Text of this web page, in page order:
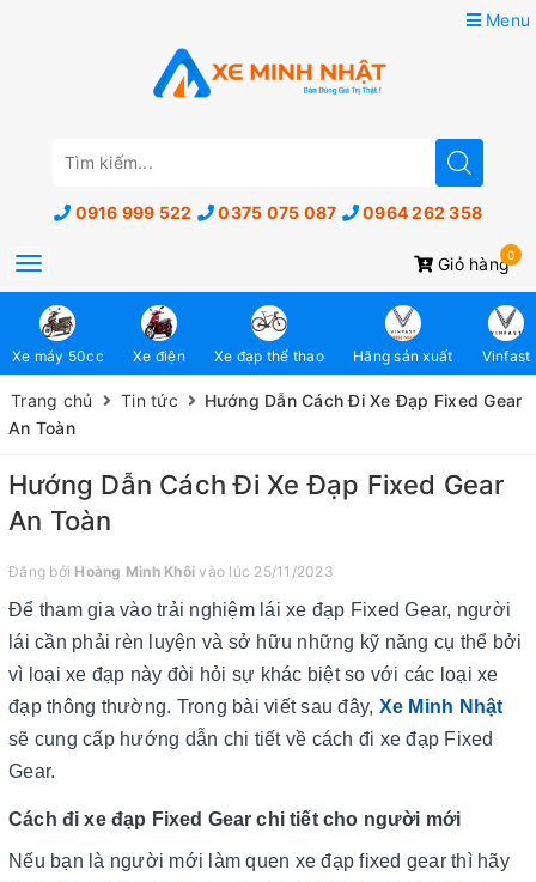
Menu
0916 999 522 0375 075 087 0964 262 358
Giỏ hàng0
Toggle
navigation
Xe máy 50cc Xe điện Xe đạp thể thao Hãng sản xuất Vinfast
Trang chủ Tin tức
Hướng Dẫn Cách Đi Xe Đạp Fixed Gear
An Toàn
Hướng Dẫn Cách Đi Xe Đạp Fixed Gear
An Toàn
Đăng bởi Hoàng Minh Khôi vào lúc 25/11/2023
Để tham gia vào trải nghiệm lái xe đạp Fixed Gear, người
lái cần phải rèn luyện và sở hữu những kỹ năng cụ thể bởi
vì loại xe đạp này đòi hỏi sự khác biệt so với các loại xe
đạp thông thường. Trong bài viết sau đây, Xe Minh Nhật
sẽ cung cấp hướng dẫn chi tiết về cách đi xe đạp Fixed
Gear.
Cách đi xe đạp Fixed Gear chi tiết cho người mới
Nếu bạn là người mới làm quen xe đạp fixed gear thì hãy